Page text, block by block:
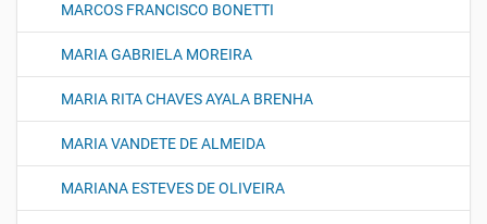
MARCOS FRANCISCO BONETTI
MARIA GABRIELA MOREIRA
MARIA RITA CHAVES AYALA BRENHA
MARIA VANDETE DE ALMEIDA
MARIANA ESTEVES DE OLIVEIRA